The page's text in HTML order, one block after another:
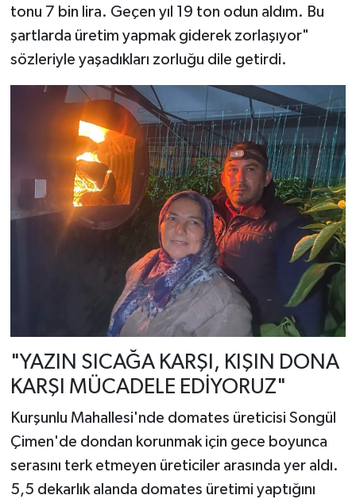
tonu 7 bin lira. Geçen yıl 19 ton odun aldım. Bu
şartlarda üretim yapmak giderek zorlaşıyor"
sözleriyle yaşadıkları zorluğu dile getirdi.
"YAZIN SICAĞA KARŞI, KIŞIN DONA
KARŞI MÜCADELE EDİYORUZ"
Kurşunlu Mahallesi'nde domates üreticisi Songül
Çimen'de dondan korunmak için gece boyunca
serasını terk etmeyen üreticiler arasında yer aldı.
5,5 dekarlık alanda domates üretimi yaptığını